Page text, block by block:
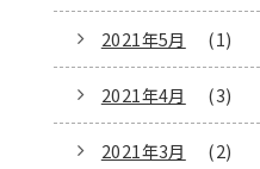
2021年5月 (1)
2021年4月 (3)
2021年3月 (2)